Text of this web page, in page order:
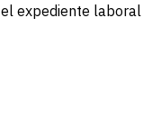
expediente laboral